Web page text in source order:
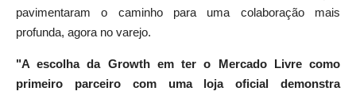
pavimentaram o caminho para uma colaboração mais
profunda, agora no varejo.
"A escolha da Growth em ter o Mercado Livre como
primeiro parceiro com uma loja oficial demonstra